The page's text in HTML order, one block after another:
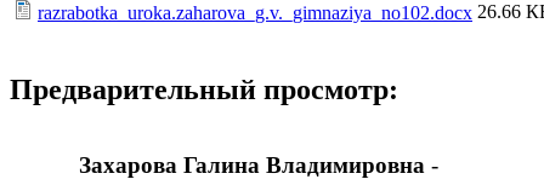
razrabotka_uroka.zaharova_g.v._gimnaziya_no102.docx 26.66
Предварительный просмотр:
Захарова Галина Владимировна -